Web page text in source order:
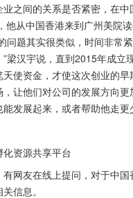
业之间的关系是否紧密，在
他从中国香港来到广州美院
问题其实很类似，时间非常
梁汉宇说，直到2015年成
天使资金，才使这次创业的
让他们对公司的发展方向
发展起来，或者帮助他走更
化资源共享平台
有网友在线上提问，对于中
信息。